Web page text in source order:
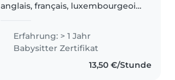
anglais, français, luxembourgeois
d'expérience en garde d'enfants.
Je suis responsable, bavarde et
amicale. Je peux vous aider..
Erfahrung: > 1 Jahr
Babysitter Zertifikat
13,50 €/Stunde